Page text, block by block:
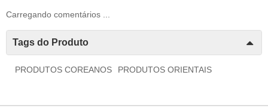
Carregando comentários ...
Tags do Produto
PRODUTOS COREANOS PRODUTOS ORIENTAIS